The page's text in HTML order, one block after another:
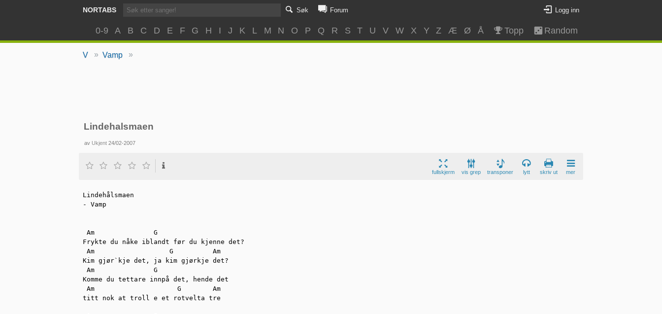
NORTABS Søk Forum Logg inn
0-9 A B C D E F G H I J K L M N O P Q R S T U V W X Y Z Æ Ø Å Topp Random
V » Vamp »
Lindehalsmaen
av Ukjent 24/02-2007
fullskjerm vis grep transponer lytt skriv ut mer
Lindehålsmaen
- Vamp
Am               G
Frykte du nåke iblandt før du kjenne det?
Am                   G          Am
Kim gjør`kje det, ja kim gjørkje det?
Am               G
Komme du tettare innpå det, hende det
Am                     G        Am
titt nok at troll e et rotvelta tre